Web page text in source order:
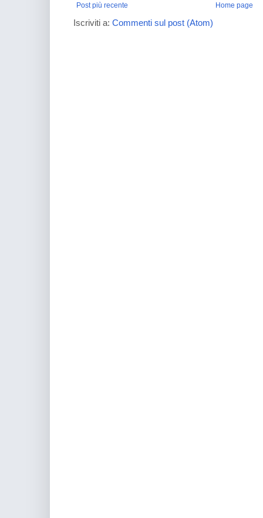
Post più recente Home page
Iscriviti a: Commenti sul post (Atom)